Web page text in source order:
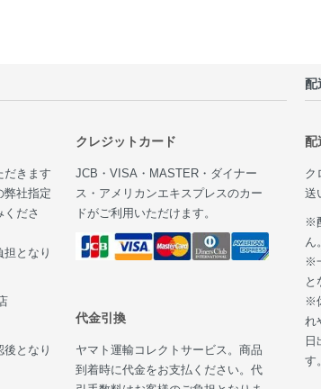
だきます
弊社指定
ださ
となり
となり
クレジットカード
JCB・VISA・MASTER・ダイナー
ス・アメリカンエキスプレスのカー
ドがご利用いただけます。
代金引換
ヤマト運輸コレクトサービス。商品
到着時に代金をお支払ください。代
配
配
ク
送
※
ん。
※
と
※
れ
日
す。